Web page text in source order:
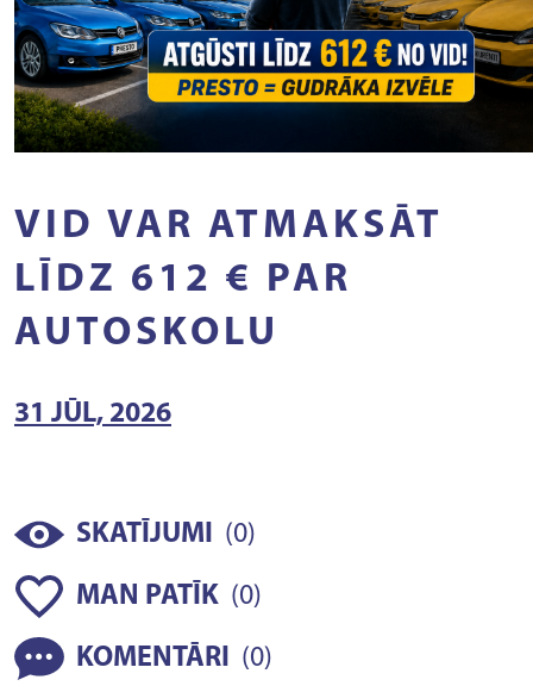
VID VAR ATMAKSĀT
LĪDZ 612 € PAR
AUTOSKOLU
31 JŪL, 2026
SKATĪJUMI (0)
MAN PATĪK (0)
KOMENTĀRI (0)